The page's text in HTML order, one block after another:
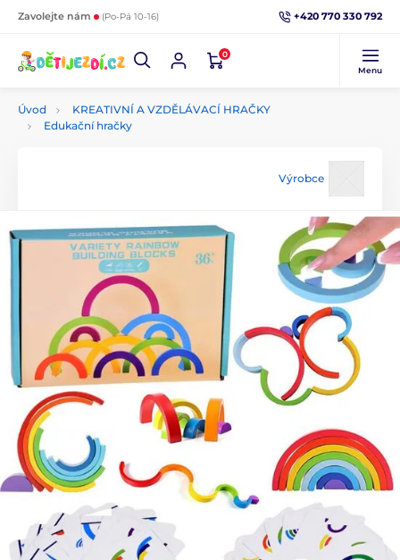
Zavolejte nám (Po-Pá 10-16) +420 770 330 792
0
Menu
Úvod
KREATIVNÍ A VZDĚLÁVACÍ HRAČKY
Edukační hračky
Výrobce